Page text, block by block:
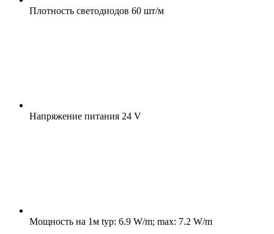
Плотность светодиодов 60 шт/м
Напряжение питания 24 V
Мощность на 1м typ: 6.9 W/m; max: 7.2 W/m